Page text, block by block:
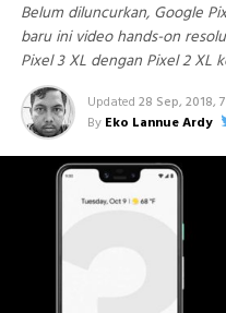
Belum diluncurkan, Google
baru ini video hands-on
Pixel 3 XL dengan Pixel 2 XL
Updated 28 Sep, 2018,
By Eko Lannue Ardy